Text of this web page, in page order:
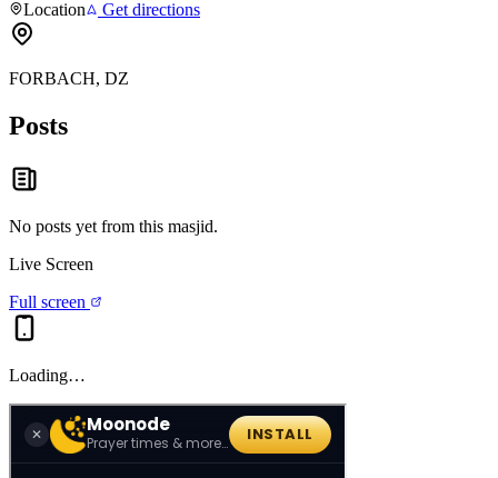
Location Get directions
FORBACH, DZ
Posts
No posts yet from this masjid.
Live Screen
Full screen
Loading…